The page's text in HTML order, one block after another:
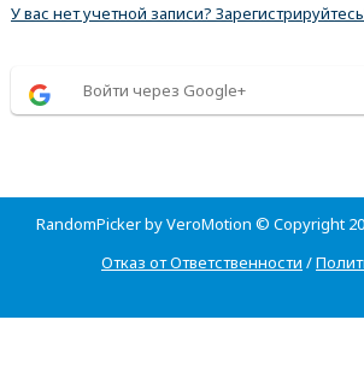
У вас нет учетной записи?
Войти через Google+
RandomPicker by VeroMotion © Copyright
Отказ от Ответственности /